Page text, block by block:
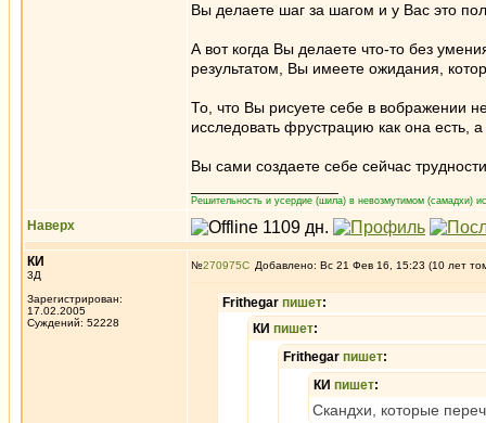
Вы делаете шаг за шагом и у Вас это
А вот когда Вы делаете что-то без
результатом, Вы имеете ожидания,
То, что Вы рисуете себе в вображении
исследовать фрустрацию как она
Вы сами создаете себе сейчас
Решительность и усердие (шила) в невозмутимом (самадхи)
Наверх
КИ
3Д
Зарегистрирован:
17.02.2005
Суждений: 52228
№270975 Добавлено: Вс 21 Фев 16, 15:23 (10 лет
Frithegar пишет:
КИ пишет:
Frithegar пишет:
КИ пишет:
Скандхи, которые